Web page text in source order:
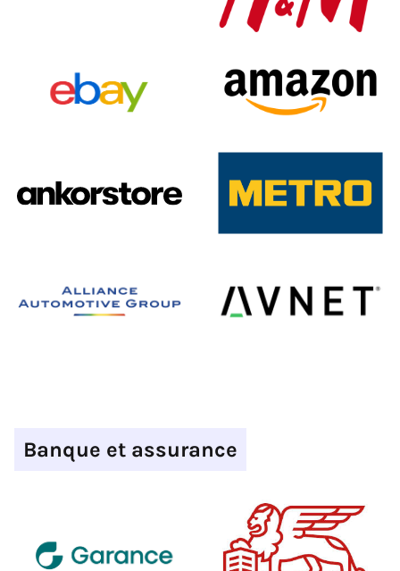
Banque et assurance